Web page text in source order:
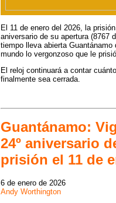
El 11 de enero del 2026, la
aniversario de su apertura (8767
tiempo lleva abierta
mundo lo vergonzoso que le
El reloj continuará a contar
finalmente sea cerrada.
Guantánamo:
24º aniversario
prisión el 11 de
6 de enero de 2026
Andy Worthington